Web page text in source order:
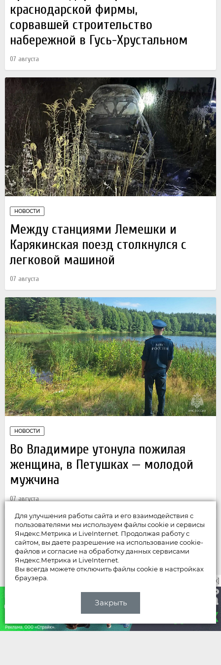
краснодарской фирмы,
сорвавшей строительство
набережной в Гусь-Хрустальном
07 августа
НОВОСТИ
Между станциями Лемешки и
Карякинская поезд столкнулся с
легковой машиной
07 августа
НОВОСТИ
Во Владимире утонула пожилая
женщина, в Петушках — молодой
мужчина
07 августа
закрыть [x]
Для улучшения работы сайта и его взаимодействия с
пользователями мы используем файлы cookie и сервисы
Яндекс.Метрика и LiveInternet. Продолжая работу с
сайтом, вы даете разрешение на использование cookie-
файлов и согласие на обработку данных сервисами
Яндекс.Метрика и LiveInternet.
Вы всегда можете отключить файлы cookie в настройках
браузера.
Закрыть